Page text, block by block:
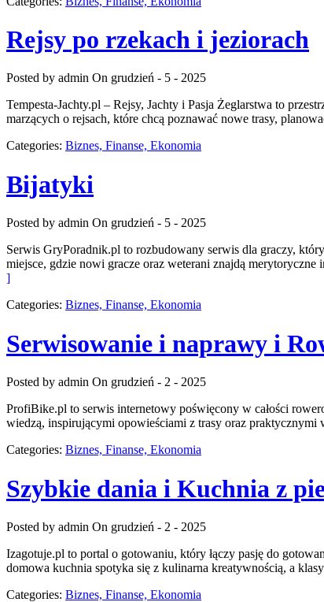
Rejsy po rzekach i jeziorach
Posted by admin On grudzień - 5 - 2025
Tempesta-Jachty.pl – Rejsy, Jachty i Pasja Żeglarstwa to
marzących o rejsach, które chcą poznawać nowe trasy,
Categories: Biznes, Finanse, Ekonomia
Bijatyki
Posted by admin On grudzień - 5 - 2025
Serwis GryPoradnik.pl to rozbudowany serwis dla graczy,
miejsce, gdzie nowi gracze oraz weterani znajdą
]
Categories: Biznes, Finanse, Ekonomia
Serwisowanie i naprawy i
Posted by admin On grudzień - 2 - 2025
ProfiBike.pl to serwis internetowy poświęcony w całości
wiedzą, inspirującymi opowieściami z trasy oraz
Categories: Biznes, Finanse, Ekonomia
Szybkie dania i Kuchnia z
Posted by admin On grudzień - 2 - 2025
Izagotuje.pl to portal o gotowaniu, który łączy pasję do
domowa kuchnia spotyka się z kulinarna kreatywnością, a
Categories: Biznes, Finanse, Ekonomia